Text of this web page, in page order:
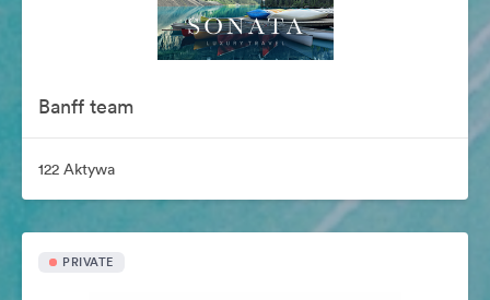
Banff team
122 Aktywa
PRIVATE